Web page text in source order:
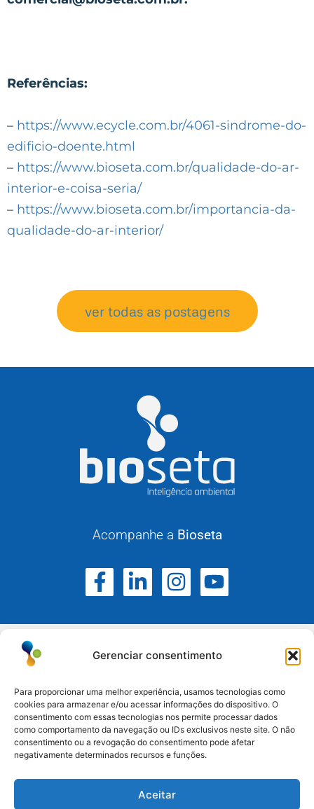
Gerenciar consentimento
Para proporcionar uma melhor experiência, usamos tecnologias como
cookies para armazenar e/ou acessar informações do dispositivo. O
consentimento com essas tecnologias nos permite processar dados
como comportamento da navegação ou IDs exclusivos neste site. O não
consentimento ou a revogação do consentimento pode afetar
negativamente determinados recursos e funções.
Aceitar
Referências:
– https://www.ecycle.com.br/4061-sindrome-do-
edificio-doente.html
– https://www.bioseta.com.br/qualidade-do-ar-
interior-e-coisa-seria/
– https://www.bioseta.com.br/importancia-da-
qualidade-do-ar-interior/
ver todas as postagens
Acompanhe a Bioseta
Atuamos no Rio Grande do Sul, Santa Catarina e
Paraná.
Serra/RS: (54) 3698-9988